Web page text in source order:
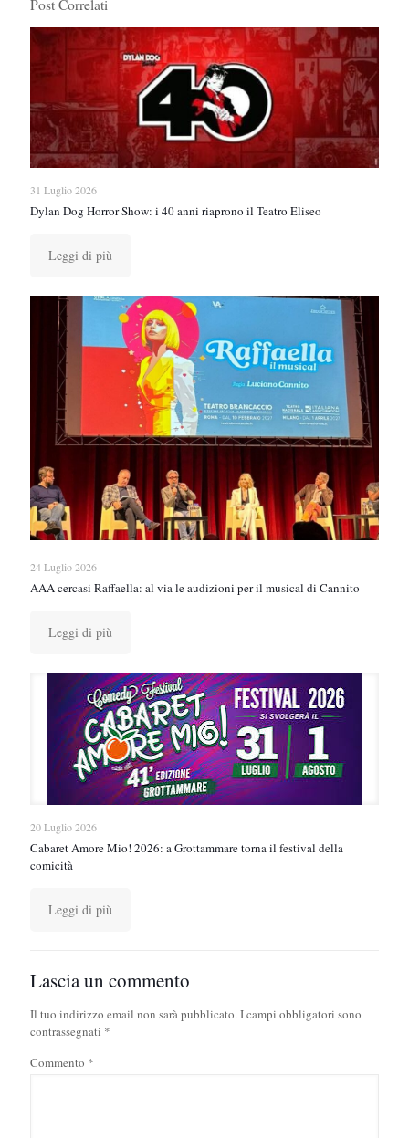
Post Correlati
31 Luglio 2026
Dylan Dog Horror Show: i 40 anni riaprono il Teatro Eliseo
Leggi di più
24 Luglio 2026
AAA cercasi Raffaella: al via le audizioni per il musical di Cannito
Leggi di più
20 Luglio 2026
Cabaret Amore Mio! 2026: a Grottammare torna il festival della
comicità
Leggi di più
Lascia un commento
Il tuo indirizzo email non sarà pubblicato.I campi obbligatori sono
contrassegnati *
Commento *